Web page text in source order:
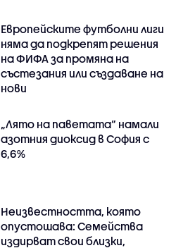
Европейските футболни лиги
няма да подкрепят решения
на ФИФА за промяна на
състезания или създаване на
нови
„Лято на паветата“ намали
азотния диоксид в София с
6,6%
Неизвестността, която
опустошава: Семейства
издирват свои близки,